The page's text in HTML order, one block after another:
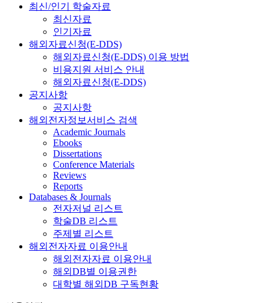
최신/인기 학술자료
최신자료
인기자료
해외자료신청(E-DDS)
해외자료신청(E-DDS) 이용 방법
비용지원 서비스 안내
해외자료신청(E-DDS)
공지사항
공지사항
해외전자정보서비스 검색
Academic Journals
Ebooks
Dissertations
Conference Materials
Reviews
Reports
Databases & Journals
전자저널 리스트
학술DB 리스트
주제별 리스트
해외전자자료 이용안내
해외전자자료 이용안내
해외DB별 이용권한
대학별 해외DB 구독현황